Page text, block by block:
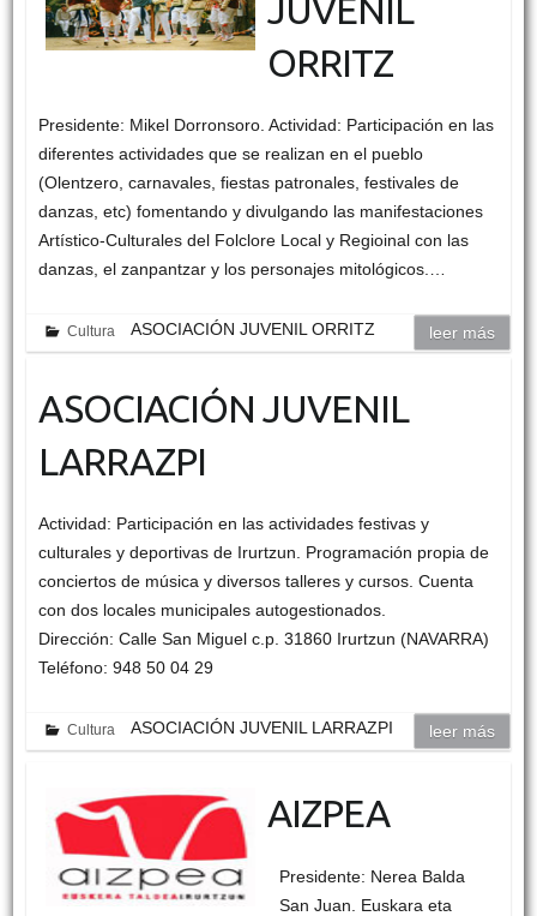
JUVENIL
ORRITZ
Presidente: Mikel Dorronsoro. Actividad: Participación en las
diferentes actividades que se realizan en el pueblo
(Olentzero, carnavales, fiestas patronales, festivales de
danzas, etc) fomentando y divulgando las manifestaciones
Artístico-Culturales del Folclore Local y Regioinal con las
danzas, el zanpantzar y los personajes mitológicos.…
Cultura ASOCIACIÓN JUVENIL ORRITZ leer más
ASOCIACIÓN JUVENIL
LARRAZPI
Actividad: Participación en las actividades festivas y
culturales y deportivas de Irurtzun. Programación propia de
conciertos de música y diversos talleres y cursos. Cuenta
con dos locales municipales autogestionados.
Dirección: Calle San Miguel c.p. 31860 Irurtzun (NAVARRA)
Teléfono: 948 50 04 29
Cultura ASOCIACIÓN JUVENIL LARRAZPI leer más
AIZPEA
Presidente: Nerea Balda
San Juan. Euskara eta